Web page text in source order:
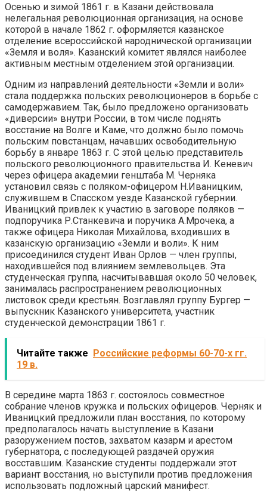
Осенью и зимой 1861 г. в Казани действовала
нелегальная революцион­ная организация, на основе
которой в начале 1862 г. оформляется ка­занское
отделение всероссийской народнической организации
«Земля и во­ля». Казанский комитет являлся наиболее
активным местным отделением этой организации.
Одним из направлений деятельности «Земли и воли»
стала поддержка польских революционеров в борьбе с
самодержавием. Так, было предложено организовать
«диверсии» внутри России, в том числе поднять
восстание на Волге и Каме, что должно было помочь
польским повстанцам, начавших освободительную
борьбу в январе 1863 г. С этой целью представитель
польского революционного правительства И. Кеневич
через офицера акаде­мии генштаба М. Черняка
установил связь с поляком-офицером Н.Иваниц­ким,
служившем в Спасском уезде Казанской губернии.
Иваницкий привлек к участию в заговоре поляков —
подпоручика Р.Станкевича и поручика А.Мрочека, а
также офицера Николая Михайлова, входивших в
казанскую ор­ганизацию «Земли и воли». К ним
присоединился студент Иван Орлов — член группы,
находившейся под влиянием землевольцев. Эта
студенческая группа, насчитывавшая около 50 человек,
занималась распространением революционных
листовок среди крестьян. Возглавлял группу Бургер —
вы­пускник Казанского университета, участник
студенческой демонстрации 1861 г.
Читайте также Российские реформы 60-70-х гг.
19 в.
В середине марта 1863 г. состоялось совместное
собрание членов кружка и польских офицеров. Черняк и
Иваницкий предложили план восста­ния, по которому
предполагалось начать выступление в Казани
разоруже­нием постов, захватом казарм и арестом
губернатора, с последующей раз­дачей оружия
восставшим. Казанские студенты поддержали этот
вариант восстания, но выступили против предложения
использовать подложный царский манифест.